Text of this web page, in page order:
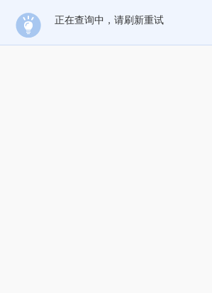
正在查询中，请刷新重试